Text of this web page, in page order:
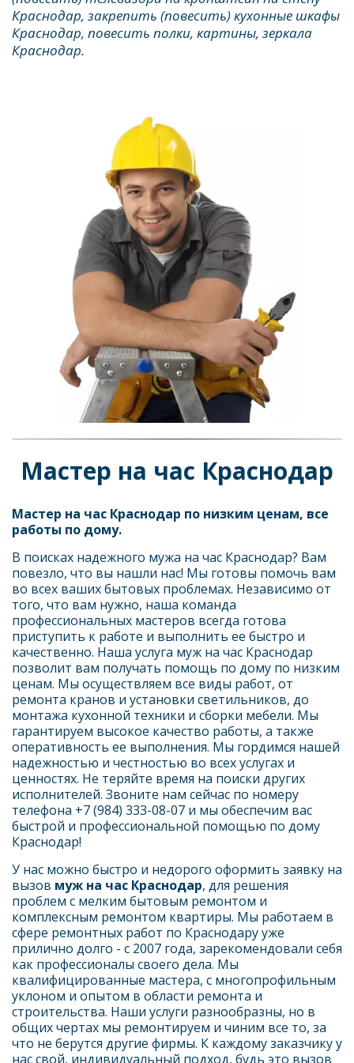
Краснодар, закрепить (повесить) кухонные шкафы
Краснодар, повесить полки, картины, зеркала
Краснодар.
Мастер на час Краснодар
Мастер на час Краснодар по низким ценам, все
работы по дому.
В поисках надежного мужа на час Краснодар? Вам
повезло, что вы нашли нас! Мы готовы помочь вам
во всех ваших бытовых проблемах. Независимо от
того, что вам нужно, наша команда
профессиональных мастеров всегда готова
приступить к работе и выполнить ее быстро и
качественно. Наша услуга муж на час Краснодар
позволит вам получать помощь по дому по низким
ценам. Мы осуществляем все виды работ, от
ремонта кранов и установки светильников, до
монтажа кухонной техники и сборки мебели. Мы
гарантируем высокое качество работы, а также
оперативность ее выполнения. Мы гордимся нашей
надежностью и честностью во всех услугах и
ценностях. Не теряйте время на поиски других
исполнителей. Звоните нам сейчас по номеру
телефона +7 (984) 333-08-07 и мы обеспечим вас
быстрой и профессиональной помощью по дому
Краснодар!
У нас можно быстро и недорого оформить заявку на
вызов муж на час Краснодар, для решения
проблем с мелким бытовым ремонтом и
комплексным ремонтом квартиры. Мы работаем в
сфере ремонтных работ по Краснодару уже
прилично долго - с 2007 года, зарекомендовали себя
как профессионалы своего дела. Мы
квалифицированные мастера, с многопрофильным
уклоном и опытом в области ремонта и
строительства. Наши услуги разнообразны, но в
общих чертах мы ремонтируем и чиним все то, за
что не берутся другие фирмы. К каждому заказчику у